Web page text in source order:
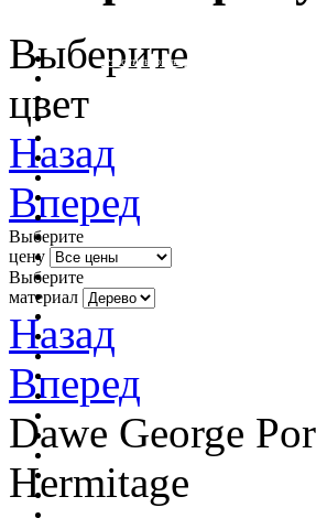
очистить фильтр цвета
Выберите
цвет
Назад
Вперед
Выберите
цену
Выберите
материал
Назад
Вперед
Dawe George
Hermitage